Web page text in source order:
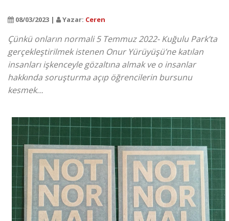
08/03/2023 | Yazar: Ceren
Çünkü onların normali 5 Temmuz 2022- Kuğulu Park’ta
gerçekleştirilmek istenen Onur Yürüyüşü’ne katılan
insanları işkenceyle gözaltına almak ve o insanlar
hakkında soruşturma açıp öğrencilerin bursunu
kesmek…